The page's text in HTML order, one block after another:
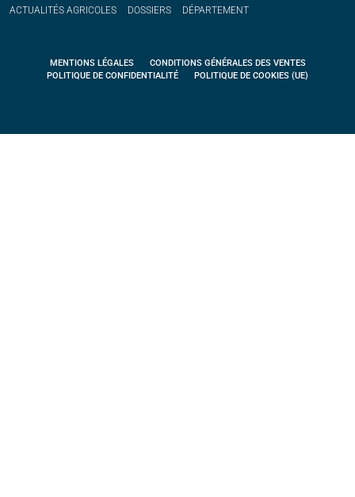
ACTUALITÉS AGRICOLES DOSSIERS DÉPARTEMENT
MENTIONS LÉGALES
CONDITIONS GÉNÉRALES DES VENTES
POLITIQUE DE CONFIDENTIALITÉ
POLITIQUE DE COOKIES (UE)